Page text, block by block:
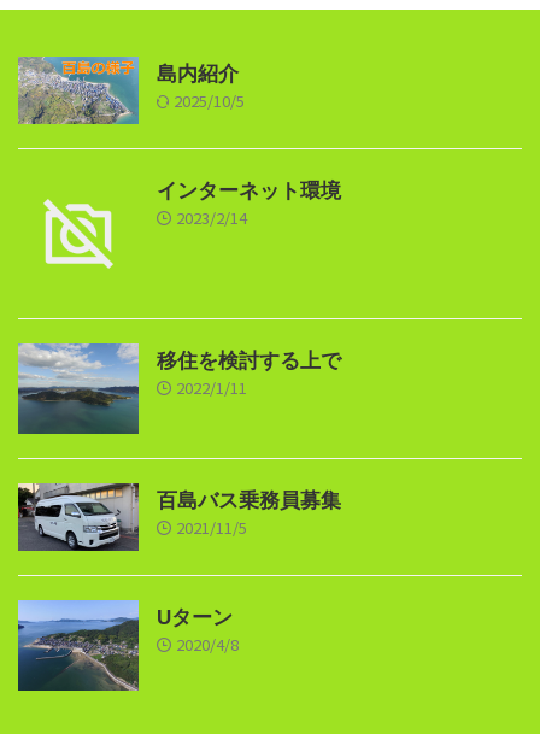
島内紹介
2025/10/5
インターネット環境
2023/2/14
移住を検討する上で
2022/1/11
百島バス乗務員募集
2021/11/5
Uターン
2020/4/8